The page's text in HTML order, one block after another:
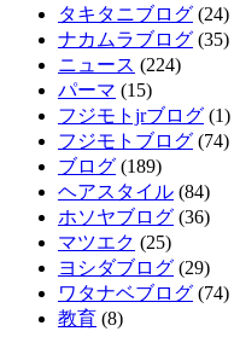
タキタニブログ (24)
ナカムラブログ (35)
ニュース (224)
パーマ (15)
フジモトjrブログ (1)
フジモトブログ (74)
ブログ (189)
ヘアスタイル (84)
ホソヤブログ (36)
マツエク (25)
ヨシダブログ (29)
ワタナベブログ (74)
教育 (8)